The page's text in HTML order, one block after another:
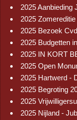
2025 Aanbieding
2025
2025 Bezoek
2025 Budgetten
2025 IN KORT
2025 Open
2025 Hartwerd -
2025 Begroting
2025
2025 Nijland -